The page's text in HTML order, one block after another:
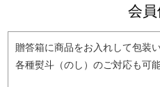
会員
贈答箱に商品をお入れして包装
各種熨斗（のし）のご対応も可